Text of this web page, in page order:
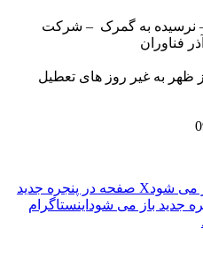
– نرسیده به گمرک – شرکت
فناوران
به غیر روز های تعطیل
می شود
X صفحه در پنجره جدید
جدید باز می شود اینستاگرام